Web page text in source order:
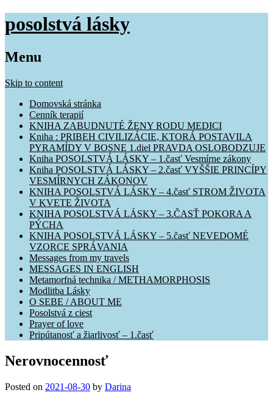
posolstvá lásky
Menu
Skip to content
Domovská stránka
Cenník terapií
KNIHA ZABUDNUTÉ ŽENY RODU MEDICI
Kniha : PRIBEH CIVILIZÁCIE, KTORÁ POSTAVILA
PYRAMÍDY V BOSNE 1.diel PRAVDA OSLOBODZUJE
Kniha POSOLSTVÁ LÁSKY – 1.časť Vesmírne zákony
Kniha POSOLSTVÁ LÁSKY – 2.časť VYŠŠIE PRINCÍPY
VESMÍRNYCH ZÁKONOV
KNIHA POSOLSTVÁ LÁSKY – 4.časť STROM ŽIVOTA
V KVETE ŽIVOTA
KNIHA POSOLSTVÁ LÁSKY – 3.ČASŤ POKORA A
PÝCHA
KNIHA POSOLSTVÁ LÁSKY – 5.časť NEVEDOMÉ
VZORCE SPRÁVANIA
Messages from my travels
MESSAGES IN ENGLISH
Metamorfná technika / METHAMORPHOSIS
Modlitba Lásky
O SEBE / ABOUT ME
Posolstvá z ciest
Prayer of love
Pripútanosť a žiarlivosť – 1.časť
Nerovnocennosť
Posted on 2021-08-30 by Darina